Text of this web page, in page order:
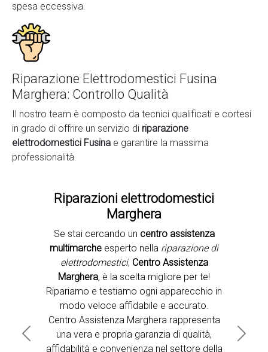
spesa eccessiva.
Riparazione Elettrodomestici Fusina
Marghera: Controllo Qualità
Il nostro team è composto da tecnici qualificati e cortesi
in grado di offrire un servizio di riparazione
elettrodomestici Fusina e garantire la massima
professionalità.
Second slide
Riparazioni elettrodomestici
Marghera
Se stai cercando un centro assistenza
multimarche esperto nella riparazione di
elettrodomestici, Centro Assistenza
Marghera, è la scelta migliore per te!
Ripariamo e testiamo ogni apparecchio in
modo veloce affidabile e accurato.
Centro Assistenza Marghera rappresenta
una vera e propria garanzia di qualità,
affidabilità e convenienza nel settore della
Previous Next